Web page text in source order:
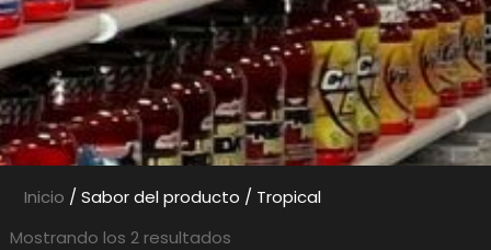
Inicio / Sabor del producto / Tropical
Mostrando los 2 resultados